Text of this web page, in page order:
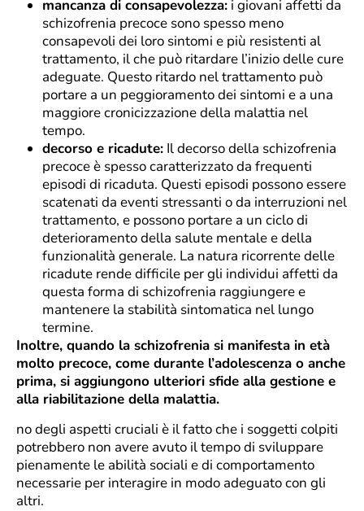
mancanza di consapevolezza: i giovani affetti da
schizofrenia precoce sono spesso meno
consapevoli dei loro sintomi e più resistenti al
trattamento, il che può ritardare l’inizio delle cure
adeguate. Questo ritardo nel trattamento può
portare a un peggioramento dei sintomi e a una
maggiore cronicizzazione della malattia nel
tempo.
decorso e ricadute: Il decorso della schizofrenia
precoce è spesso caratterizzato da frequenti
episodi di ricaduta. Questi episodi possono essere
scatenati da eventi stressanti o da interruzioni nel
trattamento, e possono portare a un ciclo di
deterioramento della salute mentale e della
funzionalità generale. La natura ricorrente delle
ricadute rende difficile per gli individui affetti da
questa forma di schizofrenia raggiungere e
mantenere la stabilità sintomatica nel lungo
termine.
Inoltre, quando la schizofrenia si manifesta in età
molto precoce, come durante l’adolescenza o anche
prima, si aggiungono ulteriori sfide alla gestione e
alla riabilitazione della malattia.
no degli aspetti cruciali è il fatto che i soggetti colpiti
potrebbero non avere avuto il tempo di sviluppare
pienamente le abilità sociali e di comportamento
necessarie per interagire in modo adeguato con gli
altri.